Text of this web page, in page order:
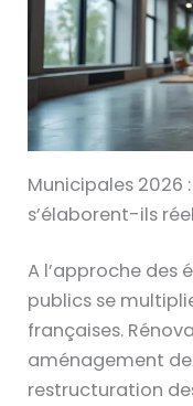
Municipales 2026
s’élaborent-ils
A l’approche des
publics se
françaises.
aménagement
restructuration